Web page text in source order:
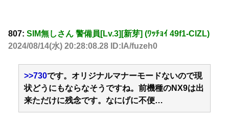
807: SIM無しさん 警備員[Lv.3][新芽] (ﾜｯﾁｮｲ 49f1-ClZL)
2024/08/14(水) 20:28:08.28 ID:IA/fuzeh0
>>730です。オリジナルマナーモードないので現
状どうにもならなそうですね。前機種のNX9は出
来ただけに残念です。なにげに不便…